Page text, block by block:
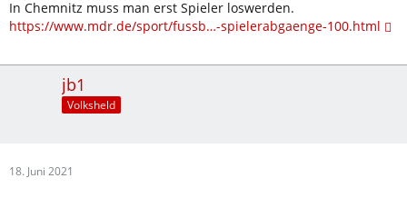
In Chemnitz muss man erst Spieler loswerden.
https://www.mdr.de/sport/fussb…-spielerabgaenge-100.html
jb1
Volksheld
18. Juni 2021